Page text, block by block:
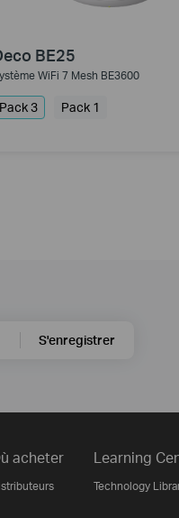
BE25
WiFi 7 Mesh BE3600
Pack 3 Pack 1
S'enregistrer
acheter Learning
Technology